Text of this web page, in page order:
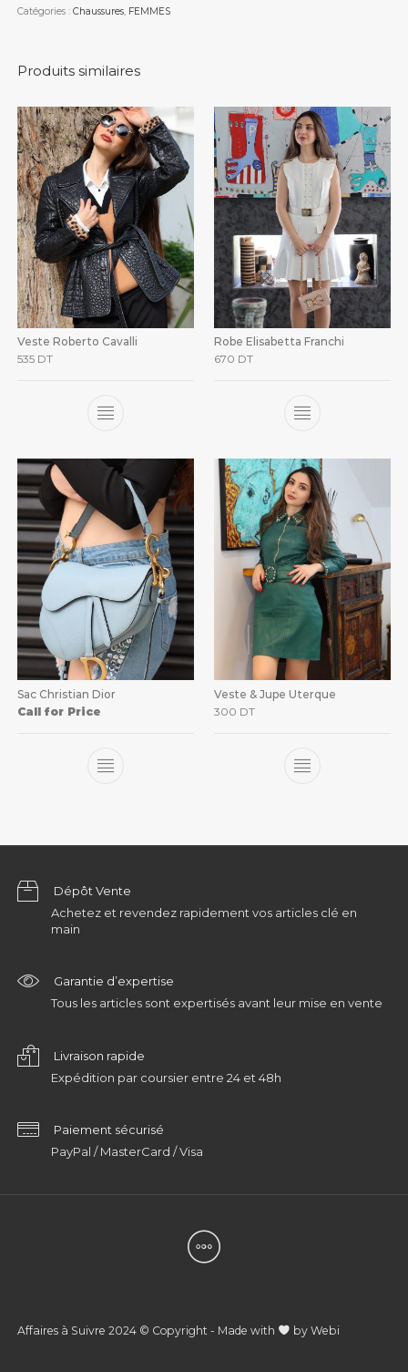
Catégories : Chaussures, FEMMES
Produits similaires
Veste Roberto Cavalli
535 DT
Robe Elisabetta Franchi
670 DT
Sac Christian Dior
Call for Price
Veste & Jupe Uterque
300 DT
Dépôt Vente
Achetez et revendez rapidement vos articles clé en
main
Garantie d’expertise
Tous les articles sont expertisés avant leur mise en vente
Livraison rapide
Expédition par coursier entre 24 et 48h
Paiement sécurisé
PayPal / MasterCard / Visa
Affaires à Suivre 2024 © Copyright - Made with by Webi